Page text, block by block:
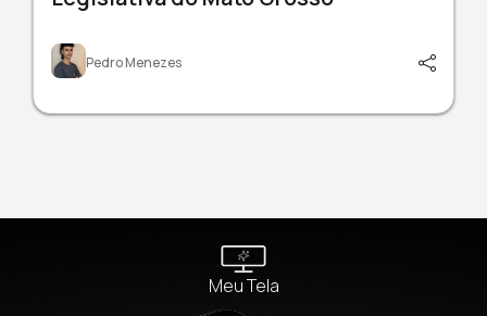
Pedro Menezes
Meu Tela